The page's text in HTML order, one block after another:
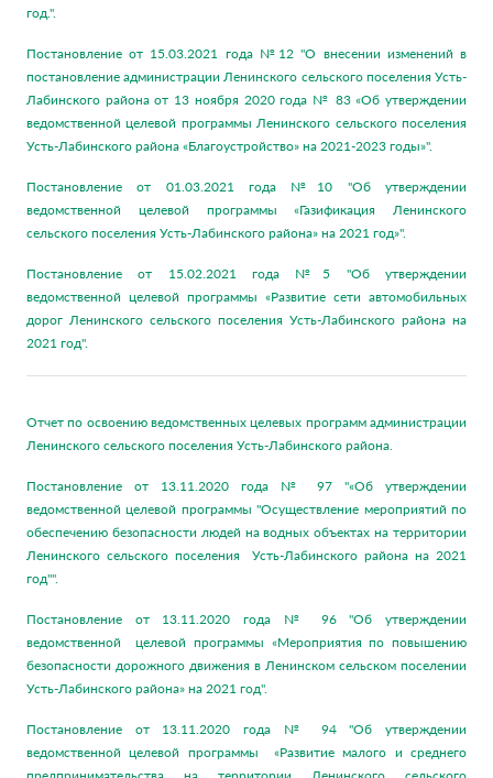
год.".
Постановление от 15.03.2021 года №12 "О внесении изменений в
постановление администрации Ленинского сельского поселения Усть-
Лабинского района от 13 ноября 2020 года № 83 «Об утверждении
ведомственной целевой программы Ленинского сельского поселения
Усть-Лабинского района «Благоустройство» на 2021-2023 годы»".
Постановление от 01.03.2021 года №10 "Об утверждении
ведомственной целевой программы «Газификация Ленинского
сельского поселения Усть-Лабинского района» на 2021 год»".
Постановление от 15.02.2021 года №5 "Об утверждении
ведомственной целевой программы «Развитие сети автомобильных
дорог Ленинского сельского поселения Усть-Лабинского района на
2021 год".
Отчет по освоению ведомственных целевых программ администрации
Ленинского сельского поселения Усть-Лабинского района.
Постановление от 13.11.2020 года № 97 "«Об утверждении
ведомственной целевой программы "Осуществление мероприятий по
обеспечению безопасности людей на водных объектах на территории
Ленинского сельского поселения Усть-Лабинского района на 2021
год"".
Постановление от 13.11.2020 года № 96 "Об утверждении
ведомственной целевой программы «Мероприятия по повышению
безопасности дорожного движения в Ленинском сельском поселении
Усть-Лабинского района» на 2021 год".
Постановление от 13.11.2020 года № 94 "Об утверждении
ведомственной целевой программы «Развитие малого и среднего